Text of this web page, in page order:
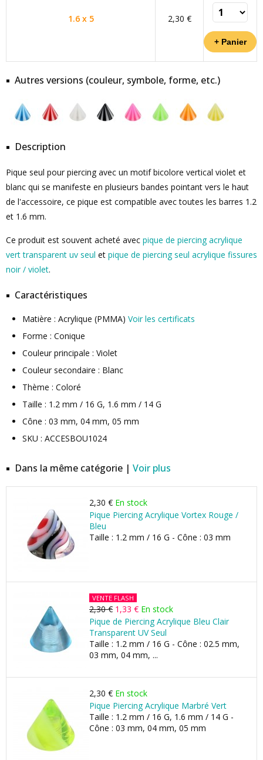
1.6 x 5 2,30 €
Autres versions (couleur, symbole, forme, etc.)
Description
Pique seul pour piercing avec un motif bicolore vertical violet et
blanc qui se manifeste en plusieurs bandes pointant vers le haut
de l'accessoire, ce pique est compatible avec toutes les barres 1.2
et 1.6 mm.
Ce produit est souvent acheté avec pique de piercing acrylique
vert transparent uv seul et pique de piercing seul acrylique fissures
noir / violet.
Caractéristiques
Matière : Acrylique (PMMA) Voir les certificats
Forme : Conique
Couleur principale : Violet
Couleur secondaire : Blanc
Thème : Coloré
Taille : 1.2 mm / 16 G, 1.6 mm / 14 G
Cône : 03 mm, 04 mm, 05 mm
SKU : ACCESBOU1024
Dans la même catégorie | Voir plus
2,30 € En stock
Pique Piercing Acrylique Vortex Rouge /
Bleu
Taille : 1.2 mm / 16 G - Cône : 03 mm
VENTE FLASH
2,30 € 1,33 € En stock
Pique de Piercing Acrylique Bleu Clair
Transparent UV Seul
Taille : 1.2 mm / 16 G - Cône : 02.5 mm,
03 mm, 04 mm, ...
2,30 € En stock
Pique Piercing Acrylique Marbré Vert
Taille : 1.2 mm / 16 G, 1.6 mm / 14 G -
Cône : 03 mm, 04 mm, 05 mm